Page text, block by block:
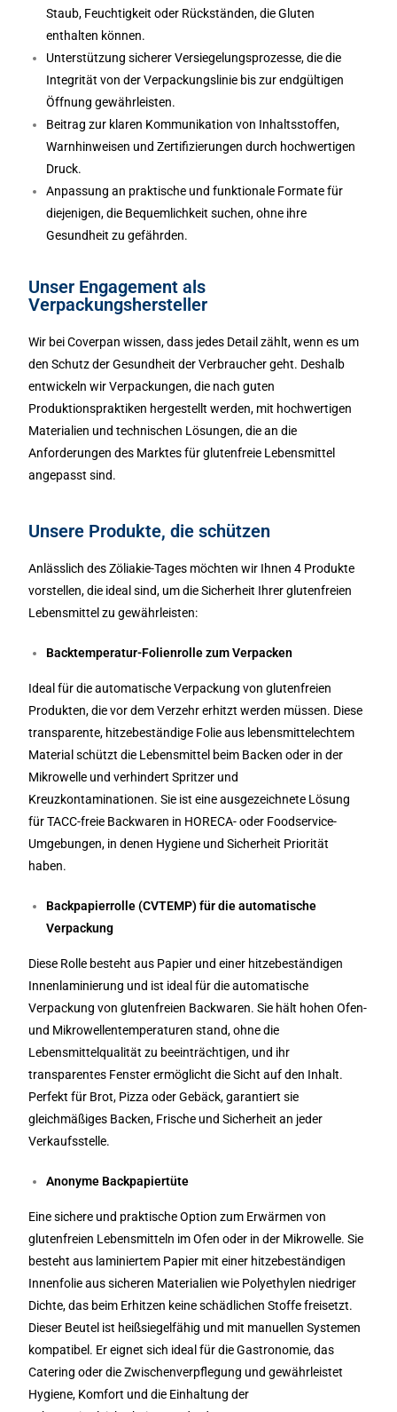
Staub, Feuchtigkeit oder Rückständen, die Gluten
enthalten können.
Unterstützung sicherer Versiegelungsprozesse, die die
Integrität von der Verpackungslinie bis zur endgültigen
Öffnung gewährleisten.
Beitrag zur klaren Kommunikation von Inhaltsstoffen,
Warnhinweisen und Zertifizierungen durch hochwertigen
Druck.
Anpassung an praktische und funktionale Formate für
diejenigen, die Bequemlichkeit suchen, ohne ihre
Gesundheit zu gefährden.
Unser Engagement als
Verpackungshersteller
Wir bei Coverpan wissen, dass jedes Detail zählt, wenn es um
den Schutz der Gesundheit der Verbraucher geht. Deshalb
entwickeln wir Verpackungen, die nach guten
Produktionspraktiken hergestellt werden, mit hochwertigen
Materialien und technischen Lösungen, die an die
Anforderungen des Marktes für glutenfreie Lebensmittel
angepasst sind.
Unsere Produkte, die schützen
Anlässlich des Zöliakie-Tages möchten wir Ihnen 4 Produkte
vorstellen, die ideal sind, um die Sicherheit Ihrer glutenfreien
Lebensmittel zu gewährleisten:
Backtemperatur-Folienrolle zum Verpacken
Ideal für die automatische Verpackung von glutenfreien
Produkten, die vor dem Verzehr erhitzt werden müssen. Diese
transparente, hitzebeständige Folie aus lebensmittelechtem
Material schützt die Lebensmittel beim Backen oder in der
Mikrowelle und verhindert Spritzer und
Kreuzkontaminationen. Sie ist eine ausgezeichnete Lösung
für TACC-freie Backwaren in HORECA- oder Foodservice-
Umgebungen, in denen Hygiene und Sicherheit Priorität
haben.
Backpapierrolle (CVTEMP) für die automatische
Verpackung
Diese Rolle besteht aus Papier und einer hitzebeständigen
Innenlaminierung und ist ideal für die automatische
Verpackung von glutenfreien Backwaren. Sie hält hohen Ofen-
und Mikrowellentemperaturen stand, ohne die
Lebensmittelqualität zu beeinträchtigen, und ihr
transparentes Fenster ermöglicht die Sicht auf den Inhalt.
Perfekt für Brot, Pizza oder Gebäck, garantiert sie
gleichmäßiges Backen, Frische und Sicherheit an jeder
Verkaufsstelle.
Anonyme Backpapiertüte
Eine sichere und praktische Option zum Erwärmen von
glutenfreien Lebensmitteln im Ofen oder in der Mikrowelle. Sie
besteht aus laminiertem Papier mit einer hitzebeständigen
Innenfolie aus sicheren Materialien wie Polyethylen niedriger
Dichte, das beim Erhitzen keine schädlichen Stoffe freisetzt.
Dieser Beutel ist heißsiegelfähig und mit manuellen Systemen
kompatibel. Er eignet sich ideal für die Gastronomie, das
Catering oder die Zwischenverpflegung und gewährleistet
Hygiene, Komfort und die Einhaltung der